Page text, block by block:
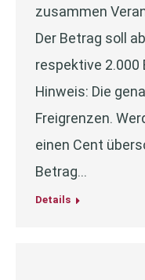
zusammen
Der Betrag soll
respektive 2.000
Hinweis: Die
Freigrenzen.
einen Cent
Betrag…
Details